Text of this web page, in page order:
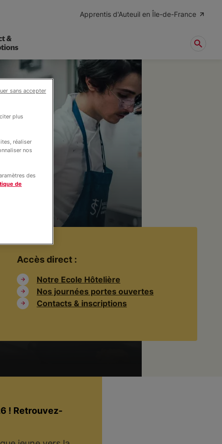
&
Apprentis d'Auteuil en Île-de-France
Accès direct :
Notre Ecole Hôtelière
Nos journées portes ouvertes
Contacts & inscriptions
! Retrouvez-
plus
réaliser
nos
des
de
sans accepter